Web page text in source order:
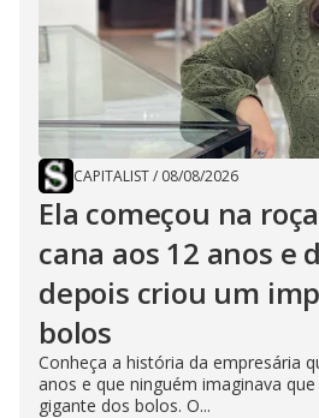
CAPITALIST/ 08/08/2026
Ela começou na
cana aos 12 anos e
depois criou um
bolos
Conheça a história da empresária
anos e que ninguém imaginava
gigante dos bolos. O...